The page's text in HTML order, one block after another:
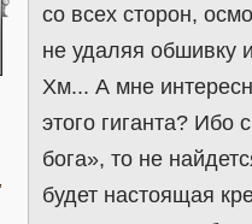
со всех сторон,
не удаляя обшивку
Хм... А мне
этого гиганта?
бога», то не
будет настоящая